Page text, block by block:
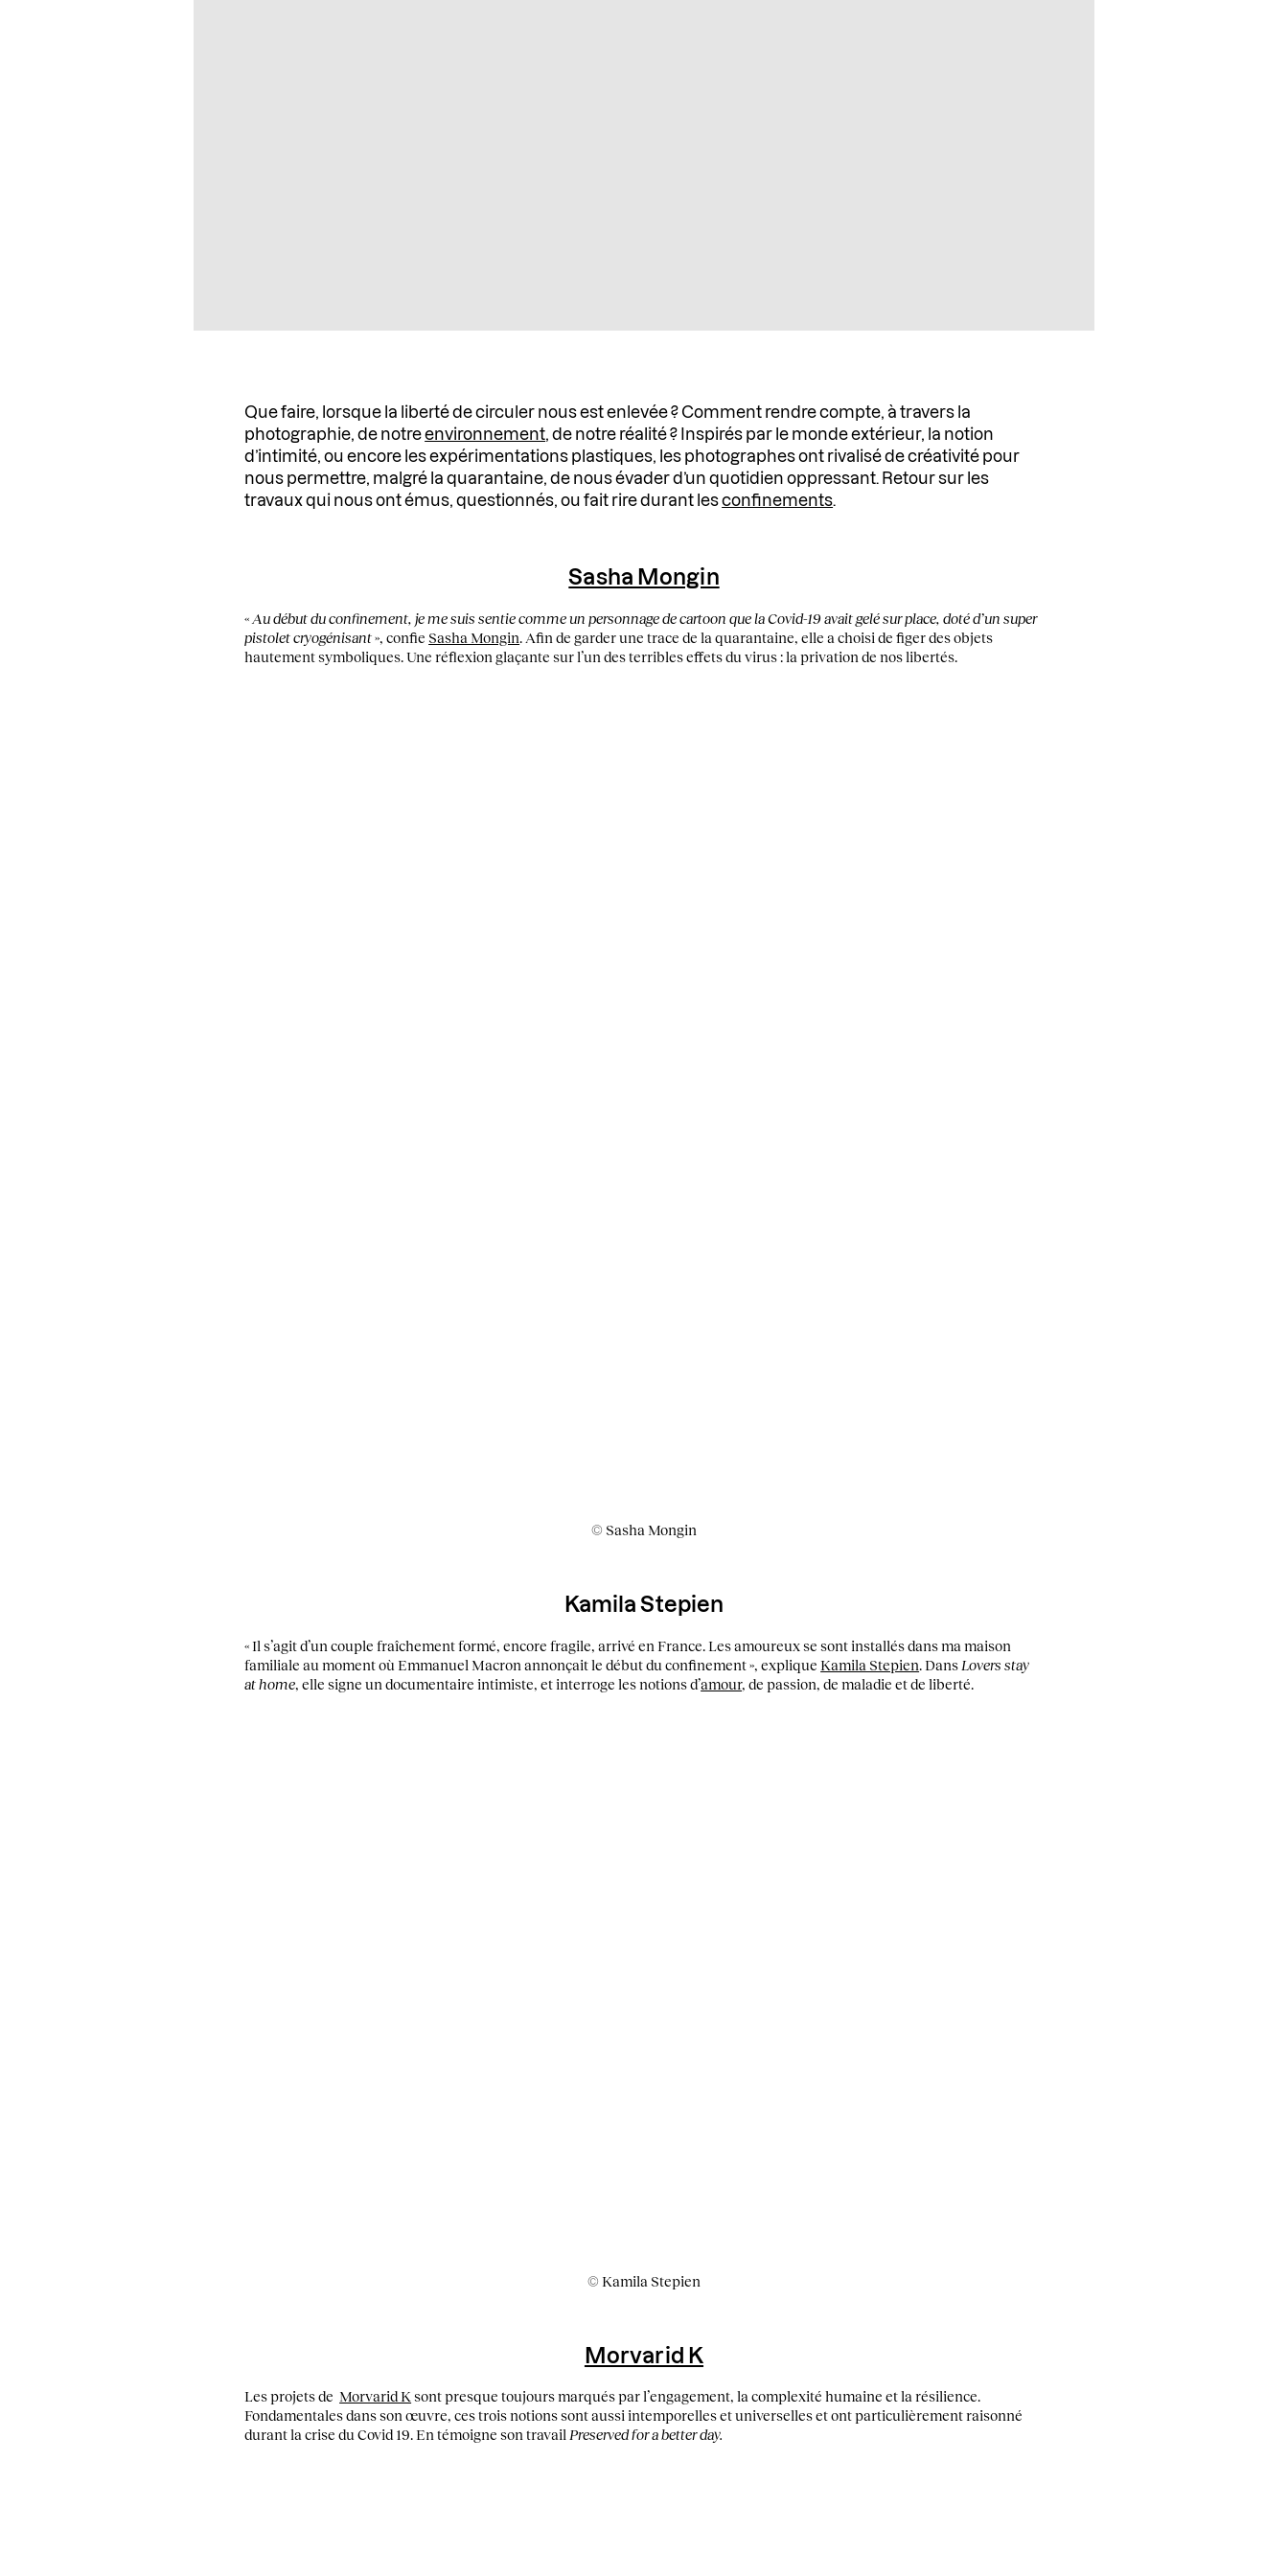
Que faire, lorsque la liberté de circuler nous est enlevée ? Comment rendre compte, à travers la
photographie, de notreenvironnement, de notre réalité ? Inspirés par le monde extérieur, la notion
d’intimité, ou encore les expérimentations plastiques, les photographes ont rivalisé de créativité pour
nous permettre, malgré la quarantaine, de nous évader d’un quotidien oppressant. Retour sur les
travaux qui nous ont émus, questionnés, ou fait rire durant lesconfinements.
Sasha Mongin
« Au début du confinement, je me suis sentie comme un personnage de cartoon que la Covid-19 avait gelé sur place, doté d’un super
pistolet cryogénisant», confie Sasha Mongin. Afin de garder une trace de la quarantaine, elle a choisi de figer des objets
hautement symboliques. Une réflexion glaçante sur l’un des terribles effets du virus : la privation de nos libertés.
© Sasha Mongin
Kamila Stepien
« Il s’agit d’un couple fraîchement formé, encore fragile, arrivé en France. Les amoureux se sont installés dans ma maison
familiale au moment où Emmanuel Macron annonçait le début du confinement », expliqueKamila Stepien. Dans Lovers stay
at home, elle signe un documentaire intimiste, et interroge les notions d’amour, de passion, de maladie et de liberté.
© Kamila Stepien
Morvarid K
Les projets deMorvarid K sont presque toujours marqués par l’engagement, la complexité humaine et la résilience.
Fondamentales dans son œuvre, ces trois notions sont aussi intemporelles et universelles et ont particulièrement raisonné
durant la crise du Covid 19. En témoigne son travail Preserved for a better day.